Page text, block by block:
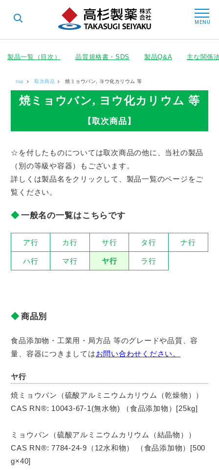
t
o
g
l
n
a
a
MENU
製品一覧（目次） 品質規格書・SDS 製品Q&A 主な関係
top 取次商品 焼ミョウバン, ヨウ化カリウム 等
焼ミョウバン, ヨウ化カリウム 等
【取次商品】
☆を付したものについては取次商品の他に、当社の製品
（別の等級や容器）もございます。
詳しくは製品名をクリックして、製品一覧のページをご
覧ください。
一般名の一覧はこちらです
ア行 カ行 サ行 タ行 ナ行
ハ行 マ行 ヤ行 ラ行
商品別
食品添加物・工業用・局方品 等のグレードや品質、容
量、容器につきましてはお問い合わせください。
ヤ行
焼ミョウバン（硫酸アルミニウムカリウム（乾燥物））
CAS RN®: 10043-67-1(無水物) （食品添加物）[25kg]
ミョウバン（硫酸アルミニウムカリウム（結晶物））
CAS RN®: 7784-24-9（12水和物） （食品添加物）[500
g×40]